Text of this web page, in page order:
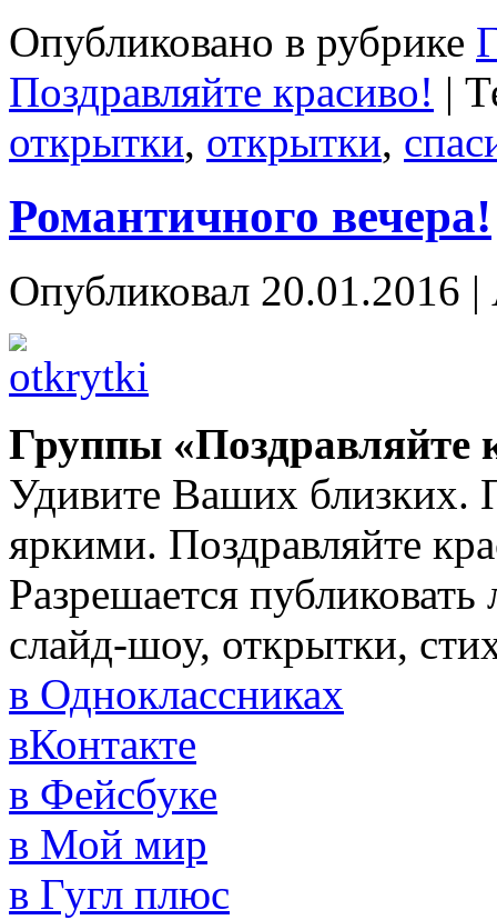
Опубликовано в рубрике
Поздравляйте красиво! |
открытки, открытки,
Романтичного вечера!
Опубликовал 20.01.2016 |
Группы «Поздравляйте
Удивите Ваших близких.
яркими. Поздравляйте
Разрешается
слайд-шоу, открытки,
в Одноклассниках
вКонтакте
в Фейсбуке
в Мой мир
в Гугл плюс